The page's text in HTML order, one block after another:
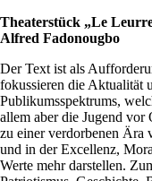
Theaterstück „Le
Alfred Fadonougbo
Der Text ist als
fokussieren die Aktualität
Publikumsspektrums,
allem aber die Jugend
zu einer verdorbenen Ära
und in der Excellenz,
Werte mehr darstellen.